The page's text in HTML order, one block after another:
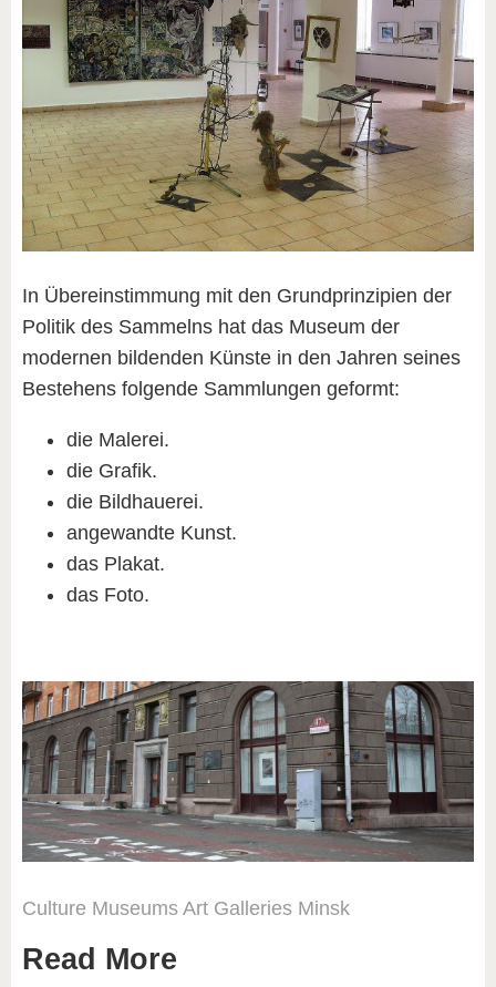
In Übereinstimmung mit den Grundprinzipien der
Politik des Sammelns hat das Museum der
modernen bildenden Künste in den Jahren seines
Bestehens folgende Sammlungen geformt:
die Malerei.
die Grafik.
die Bildhauerei.
angewandte Kunst.
das Plakat.
das Foto.
Culture Museums Art Galleries Minsk
Read More